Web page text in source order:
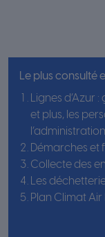
Le plus consulté
Lignes d’Azur
et plus, les
Démarches et
Collecte des
Les
Plan Climat Air